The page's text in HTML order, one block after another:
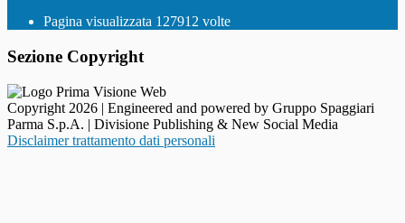
Pagina visualizzata 127912 volte
Sezione Copyright
Copyright 2026 | Engineered and powered by Gruppo Spaggiari
Parma S.p.A. | Divisione Publishing & New Social Media
Disclaimer trattamento dati personali